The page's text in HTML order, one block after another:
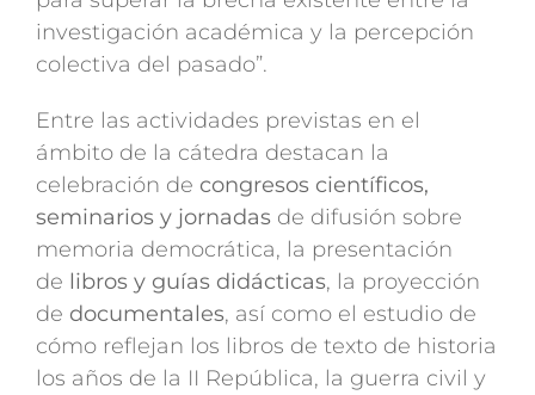
investigación académica y la percepción
colectiva del pasado”.
Entre las actividades previstas en el
ámbito de la cátedra destacan la
celebración de congresos científicos,
seminarios y jornadasde difusión sobre
memoria democrática, la presentación
de libros y guías didácticas, la proyección
de documentales, así como el estudio de
cómo reflejan los libros de texto de historia
los años de la II República, la guerra civil y